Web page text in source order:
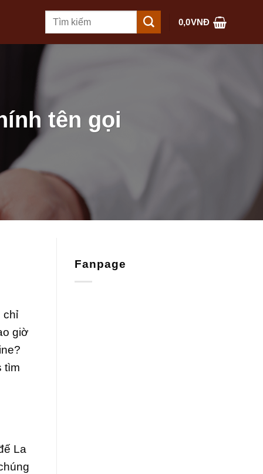
Tìm
0,0VNĐ
tên gọi
chỉ
giờ
tìm
La
Fanpage